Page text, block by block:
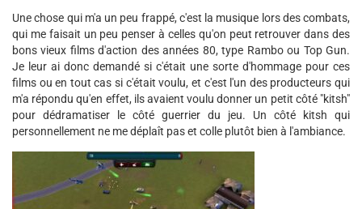
Une chose qui m'a un peu frappé, c'est la musique lors des combats,
qui me faisait un peu penser à celles qu'on peut retrouver dans des
bons vieux films d'action des années 80, type Rambo ou Top Gun.
Je leur ai donc demandé si c'était une sorte d'hommage pour ces
films ou en tout cas si c'était voulu, et c'est l'un des producteurs qui
m'a répondu qu'en effet, ils avaient voulu donner un petit côté "kitsh"
pour dédramatiser le côté guerrier du jeu. Un côté kitsh qui
personnellement ne me déplaît pas et colle plutôt bien à l'ambiance.